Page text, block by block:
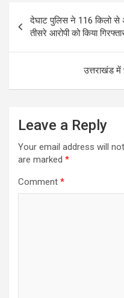
Post
navigation
देघाट पुलिस ने 116 किलो
तीसरे आरोपी को किया
उत्तराखंड
Leave a Reply
Your email address will
are marked *
Comment *